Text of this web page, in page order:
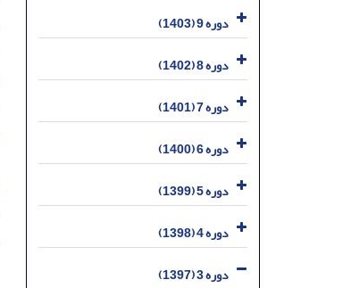
دوره 9 (1403)
دوره 8 (1402)
دوره 7 (1401)
دوره 6 (1400)
دوره 5 (1399)
دوره 4 (1398)
دوره 3 (1397)